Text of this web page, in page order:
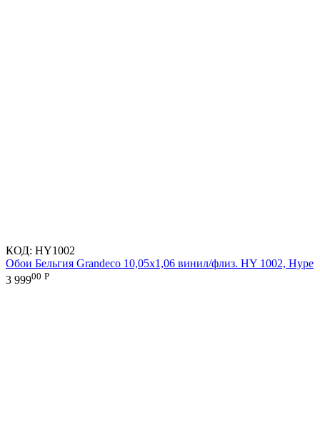
КОД: HY1002
Обои Бельгия Grandeco 10,05х1,06 винил/флиз. HY 1002, Hype
3 99900 Р